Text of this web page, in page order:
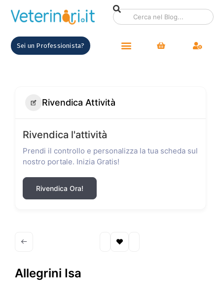
Sei un Professionista?
Rivendica Attività
Rivendica l'attività
Prendi il controllo e personalizza la tua scheda sul
nostro portale. Inizia Gratis!
Rivendica Ora!
Allegrini Isa